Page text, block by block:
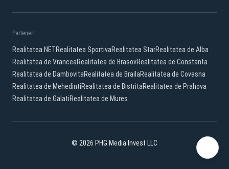
Parteneri:
Realitatea.NETRealitatea SportivaRealitatea StarRealitatea de Alba
Realitatea de VranceaRealitatea de BrasovRealitatea de Constanta
Realitatea de DambovitaRealitatea de BrailaRealitatea de Covasna
Realitatea de MehedintiRealitatea de BistritaRealitatea de Prahova
Realitatea de GalatiRealitatea de Mures
© 2026 PHG Media Invest LLC